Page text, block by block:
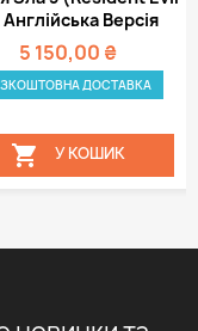
Версія
5 150,00 ₴
ДОСТАВКА
 У КОШИК